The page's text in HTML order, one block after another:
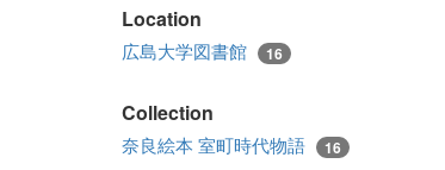
Location
広島大学図書館 16
Collection
奈良絵本 室町時代物語 16